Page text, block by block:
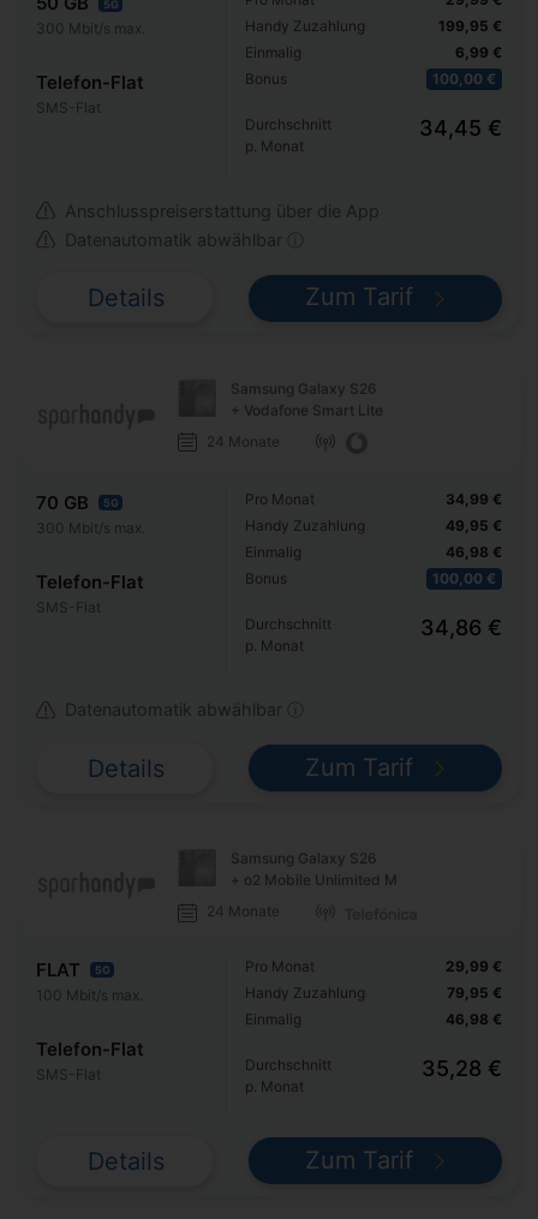
5G
300 Mbit/s max.
Telefon-Flat
SMS-Flat
Handy Zuzahlung
Einmalig
Bonus
199,95 €
6,99 €
100,00 €
Durchschnitt
p. Monat
34,45 €
Anschlusspreiserstattung über die App
Datenautomatik abwählbar ⓘ
Details Zum Tarif
Samsung Galaxy S26
+ Vodafone Smart Lite
24 Monate
70 GB 5G
300 Mbit/s max.
Telefon-Flat
SMS-Flat
Pro Monat
Handy Zuzahlung
Einmalig
Bonus
34,99 €
49,95 €
46,98 €
100,00 €
Durchschnitt
p. Monat
34,86 €
Datenautomatik abwählbar ⓘ
Details Zum Tarif
Samsung Galaxy S26
+ o2 Mobile Unlimited M
24 Monate
FLAT 5G
100 Mbit/s max.
Telefon-Flat
SMS-Flat
Pro Monat
Handy Zuzahlung
Einmalig
29,99 €
79,95 €
46,98 €
Durchschnitt
p. Monat
35,28 €
Details Zum Tarif